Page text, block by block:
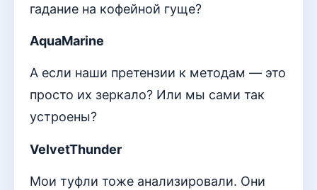
гадание на кофейной гуще?
AquaMarine
А если наши претензии к методам — это
просто их зеркало? Или мы сами так
устроены?
VelvetThunder
Мои туфли тоже анализировали. Они